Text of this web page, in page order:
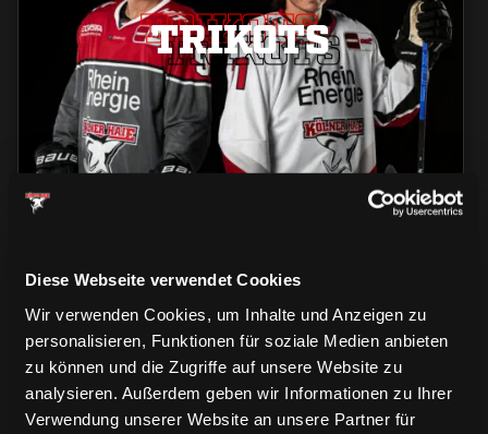
Diese Webseite verwendet Cookies
Wir verwenden Cookies, um Inhalte und Anzeigen zu
personalisieren, Funktionen für soziale Medien anbieten
zu können und die Zugriffe auf unsere Website zu
analysieren. Außerdem geben wir Informationen zu Ihrer
Verwendung unserer Website an unsere Partner für
TRIKOTS
TRIKOTS
TRIKOTS
CAPS & CO
CAPS & CO
CAPS & CO